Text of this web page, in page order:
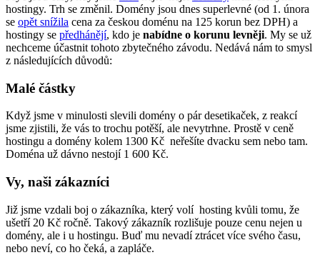
hostingy. Trh se změnil. Domény jsou dnes superlevné (od 1. února
se opět snížila cena za českou doménu na 125 korun bez DPH) a
hostingy se předhánějí, kdo je nabídne o korunu levněji. My se už
nechceme účastnit tohoto zbytečného závodu. Nedává nám to smysl
z následujících důvodů:
Malé částky
Když jsme v minulosti slevili domény o pár desetikaček, z reakcí
jsme zjistili, že vás to trochu potěší, ale nevytrhne. Prostě v ceně
hostingu a domény kolem 1300 Kč neřešíte dvacku sem nebo tam.
Doména už dávno nestojí 1 600 Kč.
Vy, naši zákazníci
Již jsme vzdali boj o zákazníka, který volí hosting kvůli tomu, že
ušetří 20 Kč ročně. Takový zákazník rozlišuje pouze cenu nejen u
domény, ale i u hostingu. Buď mu nevadí ztrácet více svého času,
nebo neví, co ho čeká, a zapláče.